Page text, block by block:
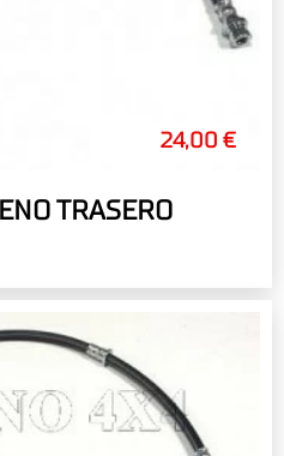
24,00 €
TRASERO